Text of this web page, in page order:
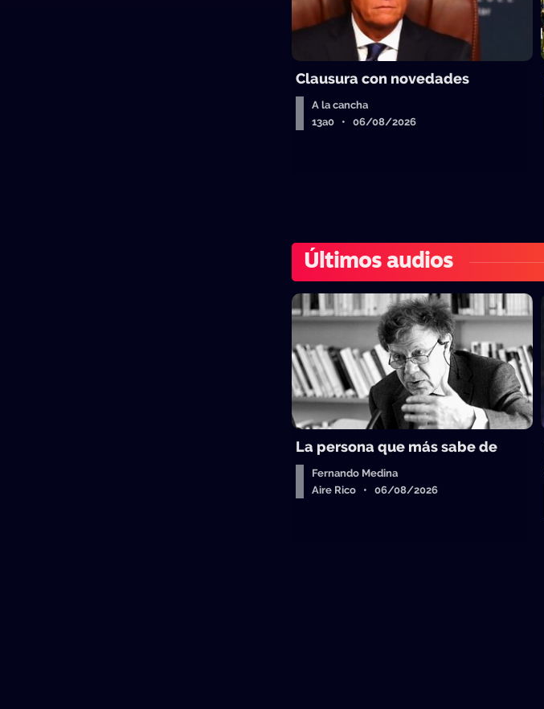
Clausura con novedades
A la cancha
13a0 • 06/08/2026
Últimos audios
La persona que más sabe de
Fernando Medina
Aire Rico • 06/08/2026